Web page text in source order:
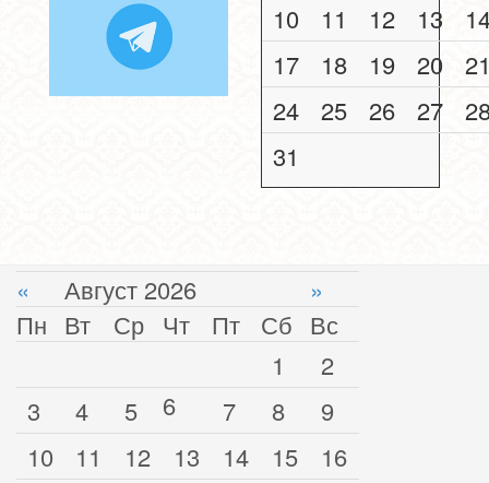
10
11 12 13
17
18 19 20
24
25 26 27
31
« Август 2026
»
Пн Вт Ср Чт Пт Сб Вс
1
2
3
4 5 6 7 8
9
10
11 12 13 14 15
16